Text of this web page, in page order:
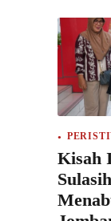
Kisah